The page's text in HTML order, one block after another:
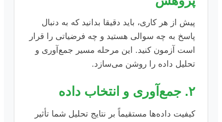
پیش از هر کاری، باید دقیقا بدانید که به دنبال
پاسخ به چه سوالی هستید و چه فرضیاتی را قرار
است آزمون کنید. این مرحله مسیر جمع‌آوری و
تحلیل داده را روشن می‌سازد.
کیفیت داده‌ها مستقیماً بر نتایج تحلیل شما تأثیر